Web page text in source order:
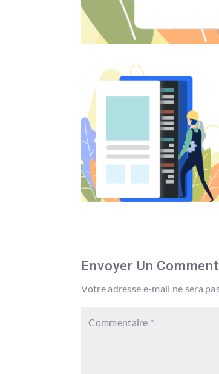
Envoyer Un
Votre adresse e-mail ne sera